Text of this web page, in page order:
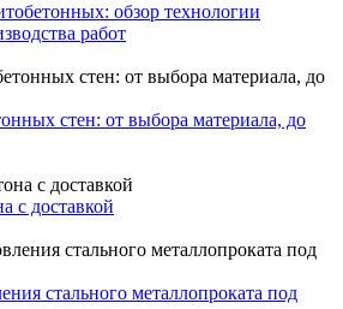
обзор технологии
работ
стен: от выбора материала, до
с доставкой
стального металлопроката под